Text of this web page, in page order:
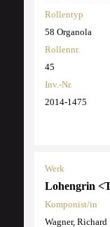
Rollentyp
58 Organola
Rollennr.
45
Inv.-Nr.
2014-1475
Werk
Lohengrin
Komponist/in
Wagner, Richard